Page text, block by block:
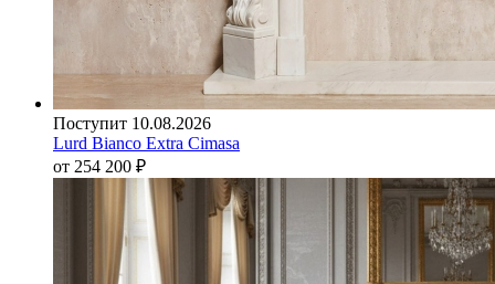
Поступит 10.08.2026
Lurd Bianco Extra Cimasa
от 254 200 ₽